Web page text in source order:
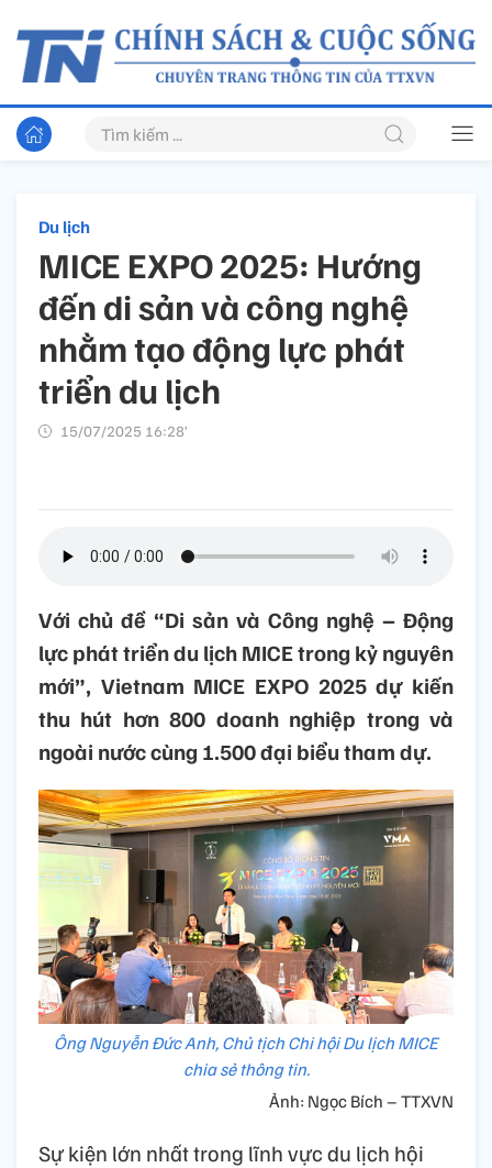
Du lịch
MICE EXPO 2025: Hướng
đến di sản và công nghệ
nhằm tạo động lực phát
triển du lịch
15/07/2025 16:28’
Với chủ đề “Di sản và Công nghệ – Động
lực phát triển du lịch MICE trong kỷ nguyên
mới”, Vietnam MICE EXPO 2025 dự kiến
thu hút hơn 800 doanh nghiệp trong và
ngoài nước cùng 1.500 đại biểu tham dự.
Ông Nguyễn Đức Anh, Chủ tịch Chi hội Du lịch MICE
chia sẻ thông tin.
Ảnh: Ngọc Bích – TTXVN
Sự kiện lớn nhất trong lĩnh vực du lịch hội